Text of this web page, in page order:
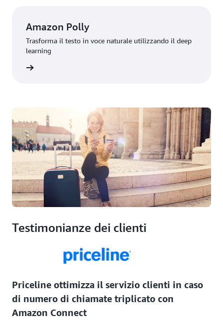
Amazon Polly
Trasforma il testo in voce naturale utilizzando il deep
learning
Testimonianze dei clienti
Priceline ottimizza il servizio clienti in caso
di numero di chiamate triplicato con
Amazon Connect